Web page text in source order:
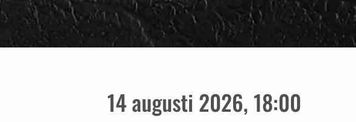
14 augusti 2026, 18:00